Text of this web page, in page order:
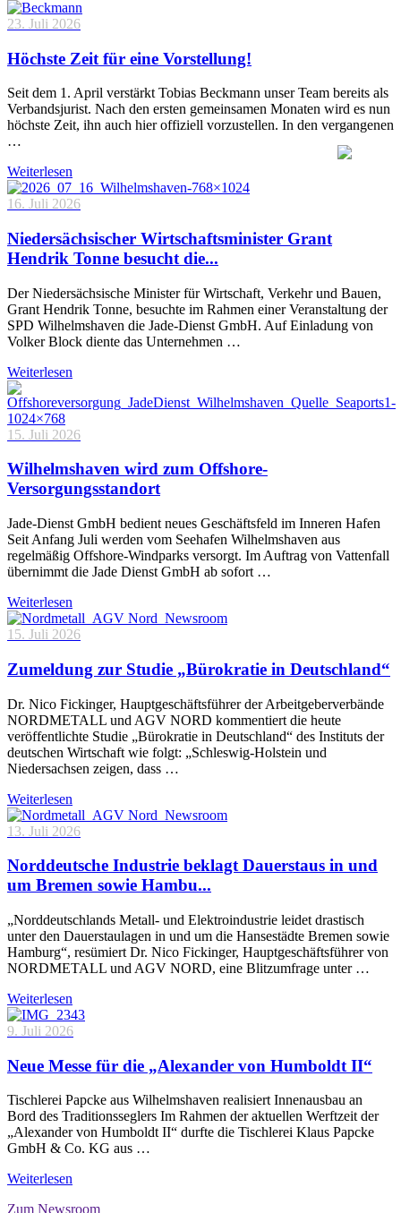
23. Juli 2026
Höchste Zeit für eine Vorstellung!
Seit dem 1. April verstärkt Tobias Beckmann unser Team bereits als
Verbandsjurist. Nach den ersten gemeinsamen Monaten wird es nun
höchste Zeit, ihn auch hier offiziell vorzustellen. In den vergangenen
…
Weiterlesen
16. Juli 2026
Niedersächsischer Wirtschaftsminister Grant
Hendrik Tonne besucht die...
Der Niedersächsische Minister für Wirtschaft, Verkehr und Bauen,
Grant Hendrik Tonne, besuchte im Rahmen einer Veranstaltung der
SPD Wilhelmshaven die Jade-Dienst GmbH. Auf Einladung von
Volker Block diente das Unternehmen …
Weiterlesen
15. Juli 2026
Wilhelmshaven wird zum Offshore-
Versorgungsstandort
Jade-Dienst GmbH bedient neues Geschäftsfeld im Inneren Hafen
Seit Anfang Juli werden vom Seehafen Wilhelmshaven aus
regelmäßig Offshore-Windparks versorgt. Im Auftrag von Vattenfall
übernimmt die Jade Dienst GmbH ab sofort …
Weiterlesen
15. Juli 2026
Zumeldung zur Studie „Bürokratie in Deutschland“
Dr. Nico Fickinger, Hauptgeschäftsführer der Arbeitgeberverbände
NORDMETALL und AGV NORD kommentiert die heute
veröffentlichte Studie „Bürokratie in Deutschland“ des Instituts der
deutschen Wirtschaft wie folgt: „Schleswig-Holstein und
Niedersachsen zeigen, dass …
Weiterlesen
13. Juli 2026
Norddeutsche Industrie beklagt Dauerstaus in und
um Bremen sowie Hambu...
„Norddeutschlands Metall- und Elektroindustrie leidet drastisch
unter den Dauerstaulagen in und um die Hansestädte Bremen sowie
Hamburg“, resümiert Dr. Nico Fickinger, Hauptgeschäftsführer von
NORDMETALL und AGV NORD, eine Blitzumfrage unter …
Weiterlesen
9. Juli 2026
Neue Messe für die „Alexander von Humboldt II“
Tischlerei Papcke aus Wilhelmshaven realisiert Innenausbau an
Bord des Traditionsseglers Im Rahmen der aktuellen Werftzeit der
„Alexander von Humboldt II“ durfte die Tischlerei Klaus Papcke
GmbH & Co. KG aus …
Weiterlesen
Zum Newsroom